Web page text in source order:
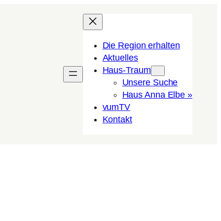
Die Region erhalten
Aktuelles
Haus-Traum
Unsere Suche
Haus Anna Elbe »
vumTV
Kon­takt